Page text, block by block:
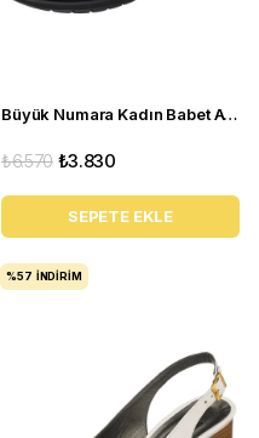
Büyük Numara Kadın Babet Ayakkabı DRL1123 Siyah
₺3.830
₺6.570
SEPETE EKLE
%57 İNDIRIM